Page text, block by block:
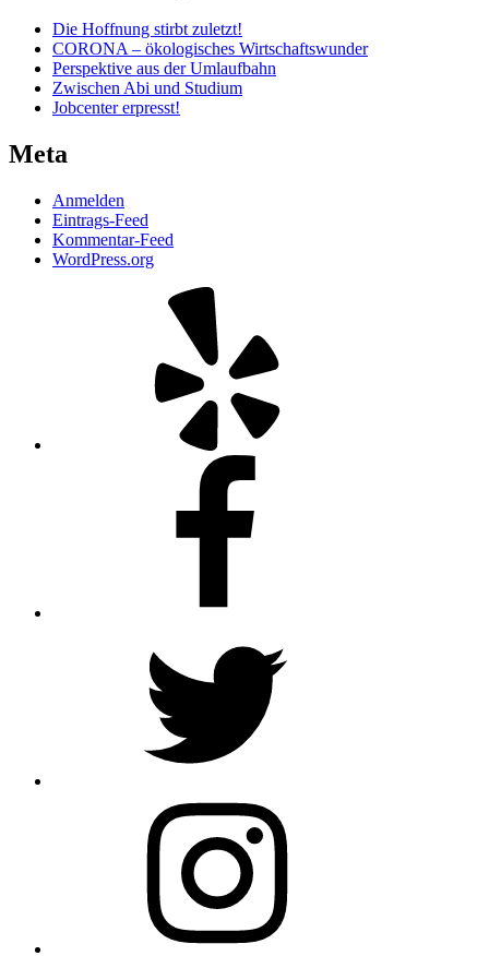
Die Hoffnung stirbt zuletzt!
CORONA – ökologisches Wirtschaftswunder
Perspektive aus der Umlaufbahn
Zwischen Abi und Studium
Jobcenter erpresst!
Meta
Anmelden
Eintrags-Feed
Kommentar-Feed
WordPress.org